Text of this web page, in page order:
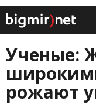
Ученые:
рожают